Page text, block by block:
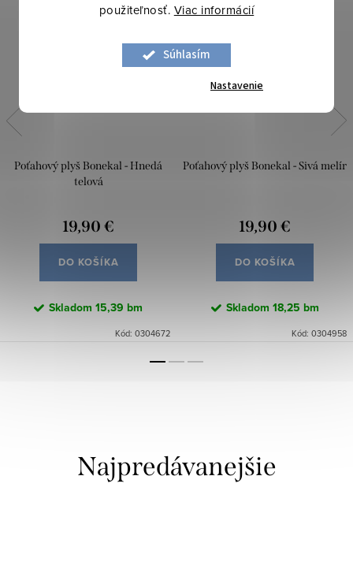
použiteľnosť. Viac informácií
Súhlasím
Nastavenie
Poťahový plyš Bonekal - Hnedá
telová
19,90 €
DO KOŠÍKA
Skladom 15,39 bm
Kód: 0304672
Poťahový plyš Bonekal - Sivá melír
19,90 €
DO KOŠÍKA
Skladom 18,25 bm
Kód: 0304958
Najpredávanejšie